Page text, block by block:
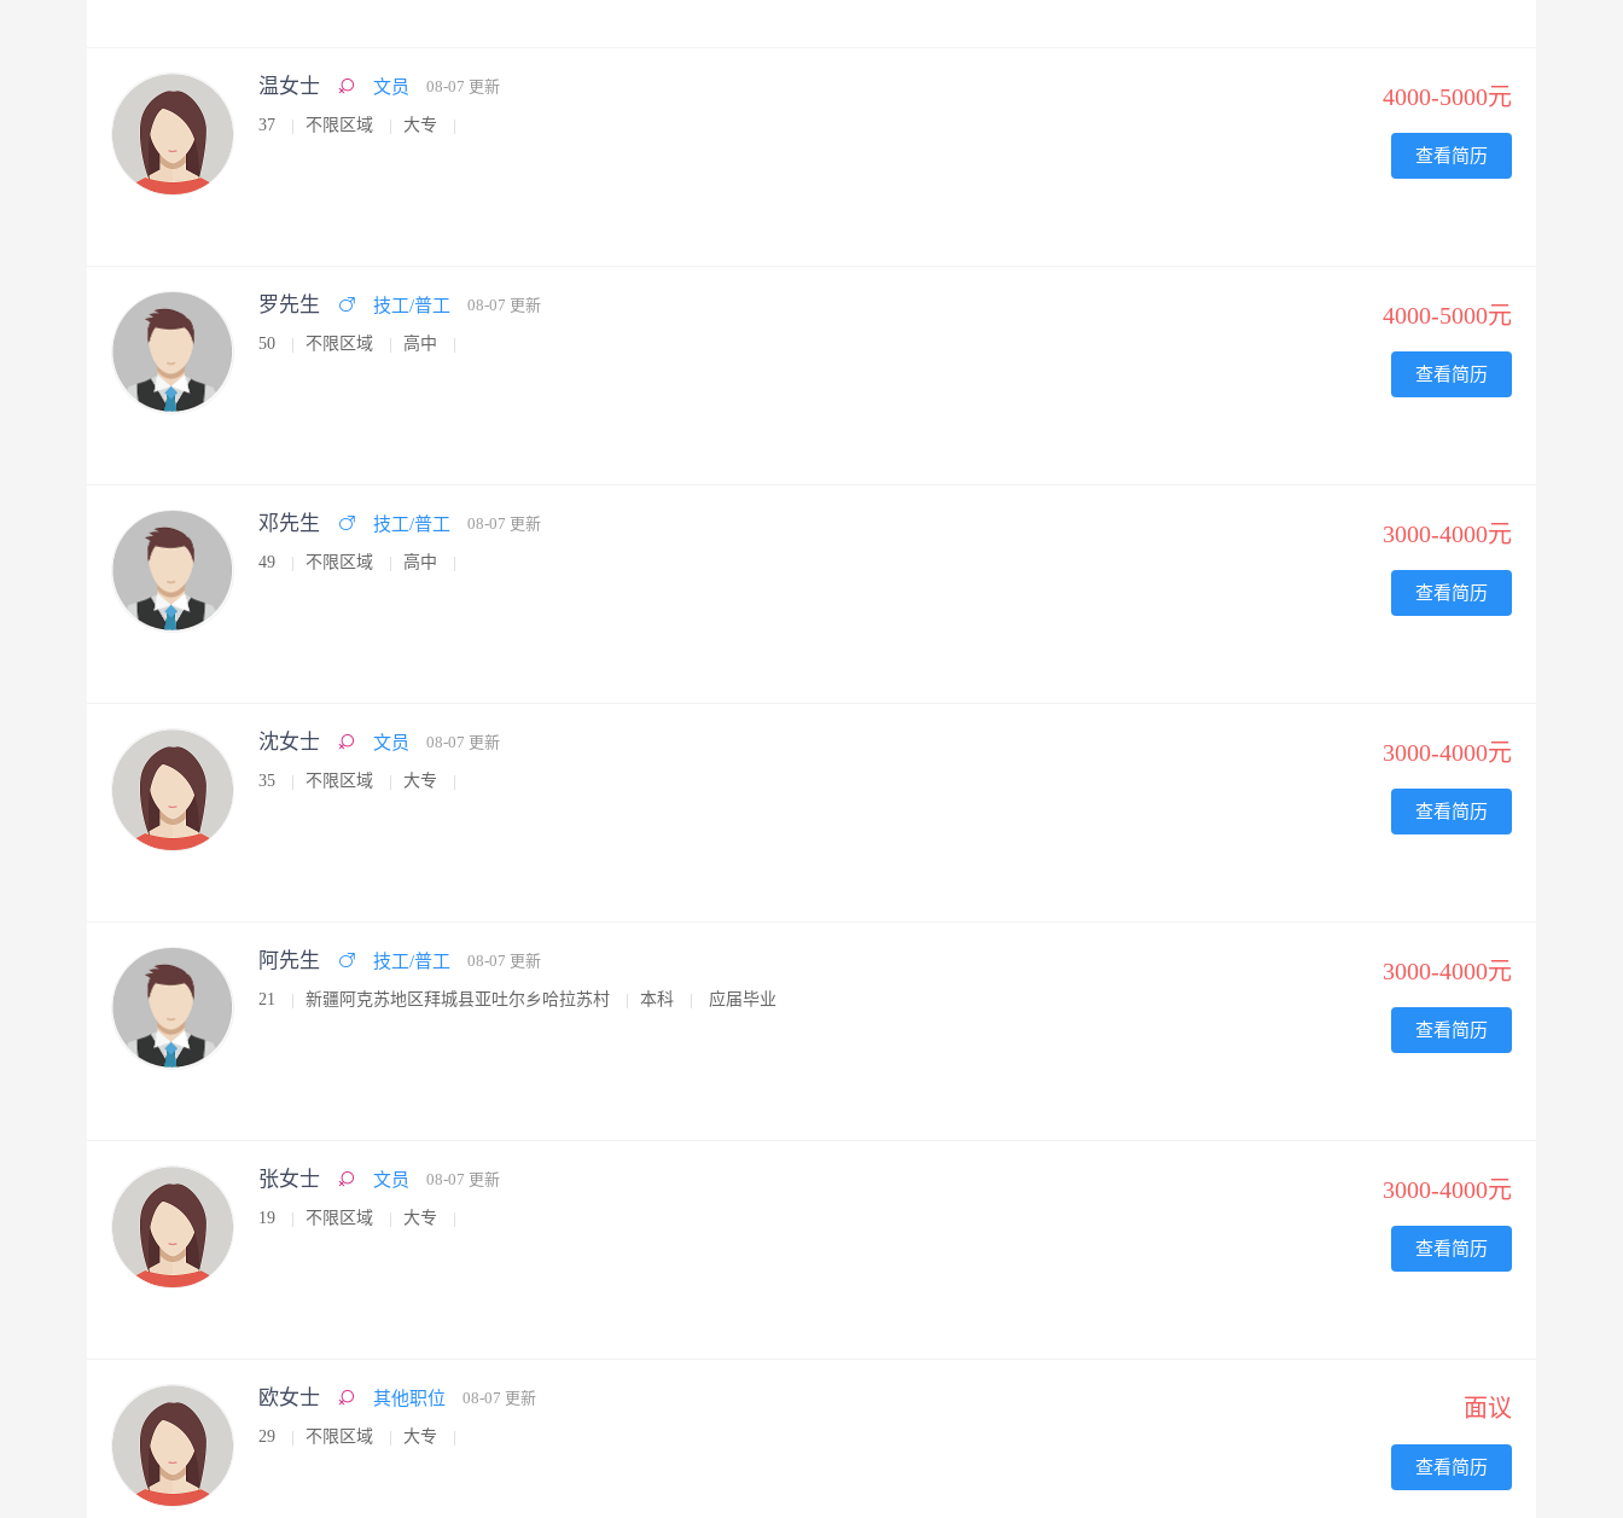
温女士 文员 08-07 更新
37 不限区域 大专
4000-5000元
查看简历
罗先生 技工/普工 08-07 更新
50 不限区域 高中
4000-5000元
查看简历
邓先生 技工/普工 08-07 更新
49 不限区域 高中
3000-4000元
查看简历
沈女士 文员 08-07 更新
35 不限区域 大专
3000-4000元
查看简历
阿先生 技工/普工 08-07 更新
21 新疆阿克苏地区拜城县亚吐尔乡哈拉苏村 本科 应届毕业
3000-4000元
查看简历
张女士 文员 08-07 更新
19 不限区域 大专
3000-4000元
查看简历
欧女士 其他职位 08-07 更新
29 不限区域 大专
面议
查看简历